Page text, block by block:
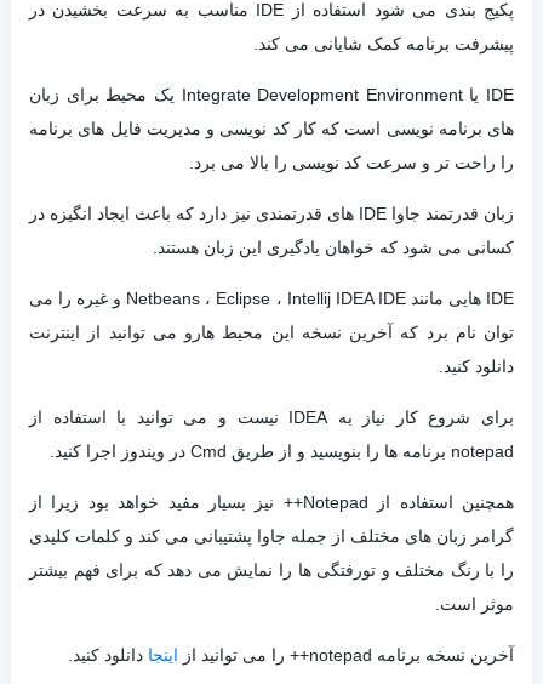
پکیج بندی می شود استفاده از IDE مناسب به سرعت بخشیدن در
پیشرفت برنامه کمک شایانی می کند.
IDE یا Integrate Development Environment یک محیط برای زبان
های برنامه نویسی است که کار کد نویسی و مدیریت فایل های برنامه
را راحت تر و سرعت کد نویسی را بالا می برد.
زبان قدرتمند جاوا IDE های قدرتمندی نیز دارد که باعث ایجاد انگیزه در
کسانی می شود که خواهان یادگیری این زبان هستند.
IDE هایی مانند Netbeans ، Eclipse ، Intellij IDEA IDE و غیره را می
توان نام برد که آخرین نسخه این محیط هارو می توانید از اینترنت
دانلود کنید.
برای شروع کار نیاز به IDEA نیست و می توانید با استفاده از
notepad برنامه ها را بنویسید و از طریق Cmd در ویندوز اجرا کنید.
همچنین استفاده از Notepad++ نیز بسیار مفید خواهد بود زیرا از
گرامر زبان های مختلف از جمله جاوا پشتیبانی می کند و کلمات کلیدی
را با رنگ مختلف و تورفتگی ها را نمایش می دهد که برای فهم بیشتر
موثر است.
آخرین نسخه برنامه notepad++ را می توانید از اینجا دانلود کنید.